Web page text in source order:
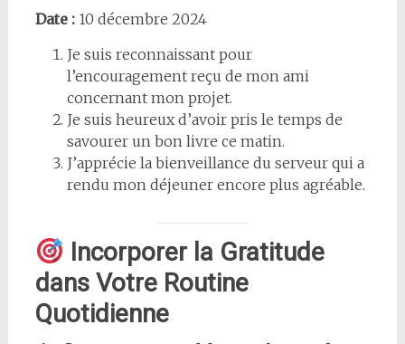
Date :10 décembre 2024
Je suis reconnaissant pour
l’encouragement reçu de mon ami
concernant mon projet.
Je suis heureux d’avoir pris le temps de
savourer un bon livre ce matin.
J’apprécie la bienveillance du serveur qui a
rendu mon déjeuner encore plus agréable.
Incorporer la Gratitude
dans Votre Routine
Quotidienne